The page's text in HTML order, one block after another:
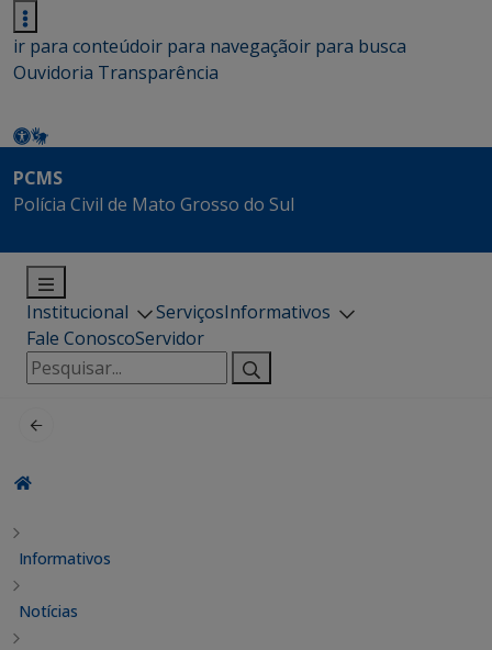
ir para conteúdoir para navegaçãoir para busca
Ouvidoria Transparência
PCMS
Polícia Civil de Mato Grosso do Sul
Institucional ServiçosInformativos
Fale ConoscoServidor
Pesquisar
por:
Informativos
Notícias